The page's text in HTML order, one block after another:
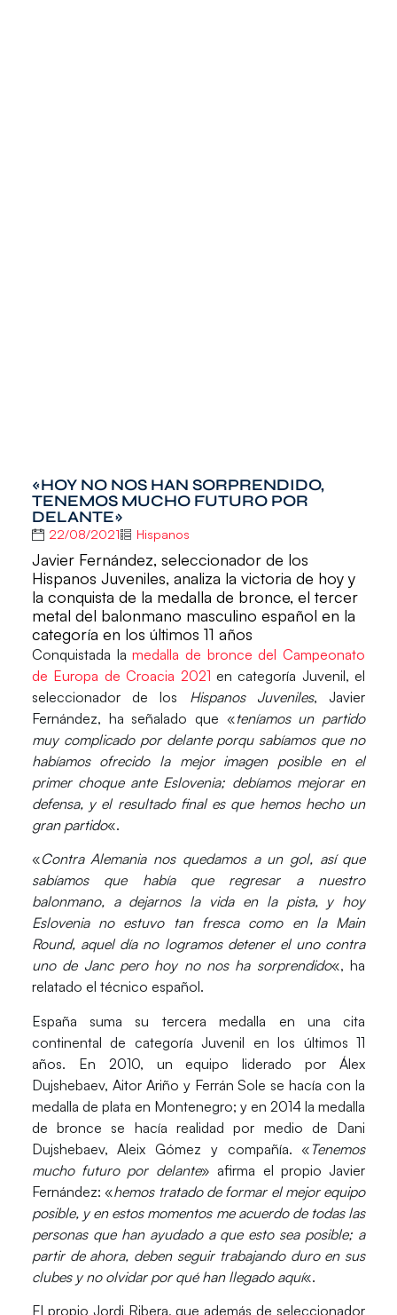
«HOY NO NOS HAN SORPRENDIDO,
TENEMOS MUCHO FUTURO POR
DELANTE»
22/08/2021 Hispanos
Javier Fernández, seleccionador de los
Hispanos Juveniles, analiza la victoria de hoy y
la conquista de la medalla de bronce, el tercer
metal del balonmano masculino español en la
categoría en los últimos 11 años
Conquistada lamedalla de bronce del Campeonato
de Europa de Croacia 2021 en categoría Juvenil, el
seleccionador de los Hispanos Juveniles, Javier
Fernández, ha señalado que «teníamos un partido
muy complicado por delante porqu sabíamos que no
habíamos ofrecido la mejor imagen posible en el
primer choque ante Eslovenia; debíamos mejorar en
defensa, y el resultado final es que hemos hecho un
gran partido«.
«Contra Alemania nos quedamos a un gol, así que
sabíamos que había que regresar a nuestro
balonmano, a dejarnos la vida en la pista, y hoy
Eslovenia no estuvo tan fresca como en la Main
Round, aquel día no logramos detener el uno contra
uno de Janc pero hoy no nos ha sorprendido«, ha
relatado el técnico español.
España suma su tercera medalla en una cita
continental de categoría Juvenil en los últimos 11
años. En 2010, un equipo liderado porÁlex
Dujshebaev, Aitor Ariño y Ferrán Sole se hacía con la
medalla de plata en Montenegro; y en 2014 la medalla
de bronce se hacía realidad por medio de Dani
Dujshebaev, Aleix Gómez y compañía. « Tenemos
mucho futuro por delante» afirma el propio Javier
Fernández: «hemos tratado de formar el mejor equipo
posible, y en estos momentos me acuerdo de todas las
personas que han ayudado a que esto sea posible; a
partir de ahora, deben seguir trabajando duro en sus
clubes y no olvidar por qué han llegado aquí«.
El propio Jordi Ribera, que además de seleccionador